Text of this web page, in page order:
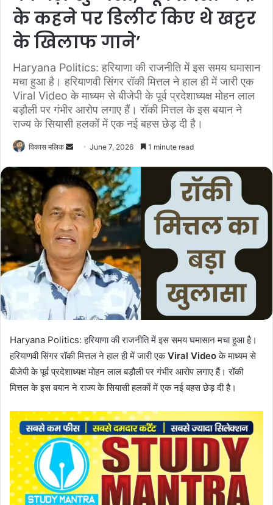
के कहने पर डिलीट किए थे खट्टर
के खिलाफ गाने’
Haryana Politics: हरियाणा की राजनीति में इस समय घमासान
मचा हुआ है। हरियाणवी सिंगर रॉकी मित्तल ने हाल ही में जारी एक
Viral Video के माध्यम से बीजेपी के पूर्व प्रदेशाध्यक्ष मोहन लाल
बड़ौली पर गंभीर आरोप लगाए हैं। रॉकी मित्तल के इस बयान ने
राज्य के सियासी हलकों में एक नई बहस छेड़ दी है।
विकास मलिक
n
d
a
n
a
i
l
June 7, 2026 1 minute read
Haryana Politics: हरियाणा की राजनीति में इस समय घमासान मचा हुआ है।
हरियाणवी सिंगर रॉकी मित्तल ने हाल ही में जारी एकViral Videoके माध्यम से
बीजेपी के पूर्व प्रदेशाध्यक्ष मोहन लाल बड़ौली पर गंभीर आरोप लगाए हैं। रॉकी
मित्तल के इस बयान ने राज्य के सियासी हलकों में एक नई बहस छेड़ दी है।